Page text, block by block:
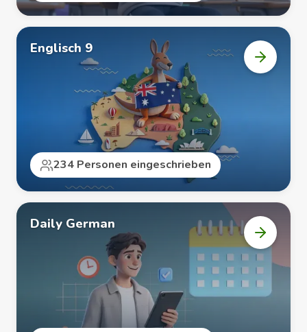
Englisch 9
Kurs
234 Personen eingeschrieben
Daily German
Kurs
„Daily
German“
öffnen